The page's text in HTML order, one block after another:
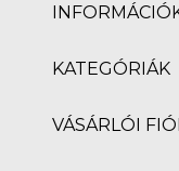
KATEGÓRIÁK
VÁSÁRLÓI